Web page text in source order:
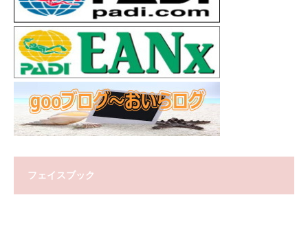
フェイスブック